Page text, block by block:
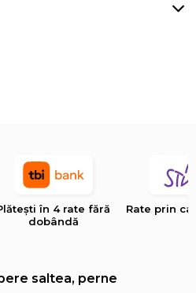
în 4 rate fără
dobândă
Rate prin
saltea, perne